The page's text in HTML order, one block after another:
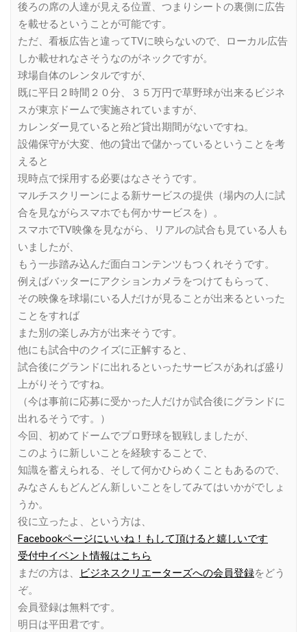
後ろの席の人達が見える位置、つまりシートの裏側に広告
を載せるということが可能です。
ただ、看板広告と違ってTVに映らないので、ローカル広告
しか載せれなさそうなのがネックですが。
球場自体のレンタルですが、
既に平日２時間２０分、３５万円で草野球が出来るビジネ
スが東京ドームで実施されていますが、
カレンダー見ていると殆ど貸出期間がないですね。
設備保守が大変、他の貸出で儲かっているということを考
えると
現時点で採用する必要はなさそうです。
マルチスクリーンによる新サービスの提供（場内の人に試
合を見ながらスマホでも何かサービスを）。
スマホでTV映像を見ながら、リアルの試合も見ている人も
いましたが、
もう一歩踏み込んだ面白コンテンツもつくれそうです。
例えばバッターにアクションカメラをつけてもらって、
その映像を球場にいる人だけが見ることが出来るといった
ことをすれば
また別の楽しみ方が出来そうです。
他にも試合中のクイズに正解すると、
試合後にグランドに出れるといったサービスがあれば盛り
上がりそうですね。
（今は事前に応募に受かった人だけが試合後にグランドに
出れるそうです。）
今回、初めてドームでプロ野球を観戦しましたが、
このように新しいことを経験することで、
知識を蓄えられる、そして何かひらめくこともあるので、
みなさんもどんどん新しいことをしてみてはいかがでしょ
うか。
役に立ったよ、という方は、
Facebookページにいいね！もして頂けると嬉しいです
受付中イベント情報はこちら
まだの方は、
ビジネスクリエーターズへの会員登録をどう
ぞ。
会員登録は無料です。
明日は平田君です。